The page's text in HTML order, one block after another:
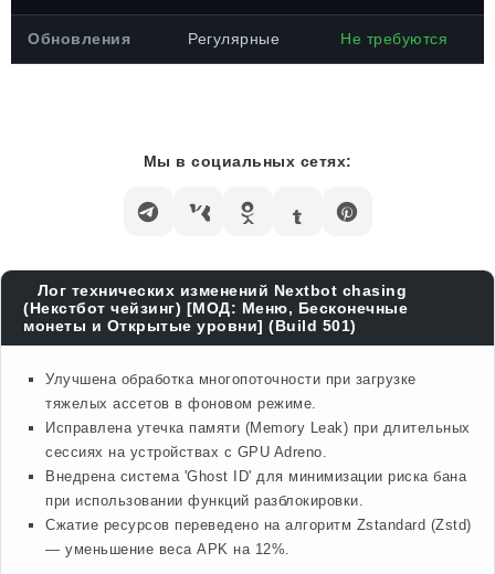
Обновления Регулярные Не требуются
Мы в социальных сетях:
Лог технических изменений Nextbot chasing
(Некстбот чейзинг) [МОД: Меню, Бесконечные
монеты и Открытые уровни] (Build 501)
Улучшена обработка многопоточности при загрузке
тяжелых ассетов в фоновом режиме.
Исправлена утечка памяти (Memory Leak) при длительных
сессиях на устройствах с GPU Adreno.
Внедрена система 'Ghost ID' для минимизации риска бана
при использовании функций разблокировки.
Сжатие ресурсов переведено на алгоритм Zstandard (Zstd)
— уменьшение веса APK на 12%.